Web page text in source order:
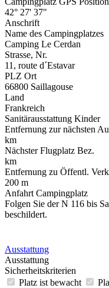
42° 27' 37"
Anschrift
Name des Campingplatzes
Camping Le Cerdan
Strasse, Nr.
11, route d´Estavar
PLZ Ort
66800 Saillagouse
Land
Frankreich
Sanitärausstattung Kinder
Entfernung zur nächsten
km
Nächster Flugplatz Bez.
km
Entfernung zu Öffentl.
200 m
Anfahrt Campingplatz
Folgen Sie der N 116 bis
beschildert.
Ausstattung
Ausstattung
Sicherheitskriterien
Platz ist bewacht